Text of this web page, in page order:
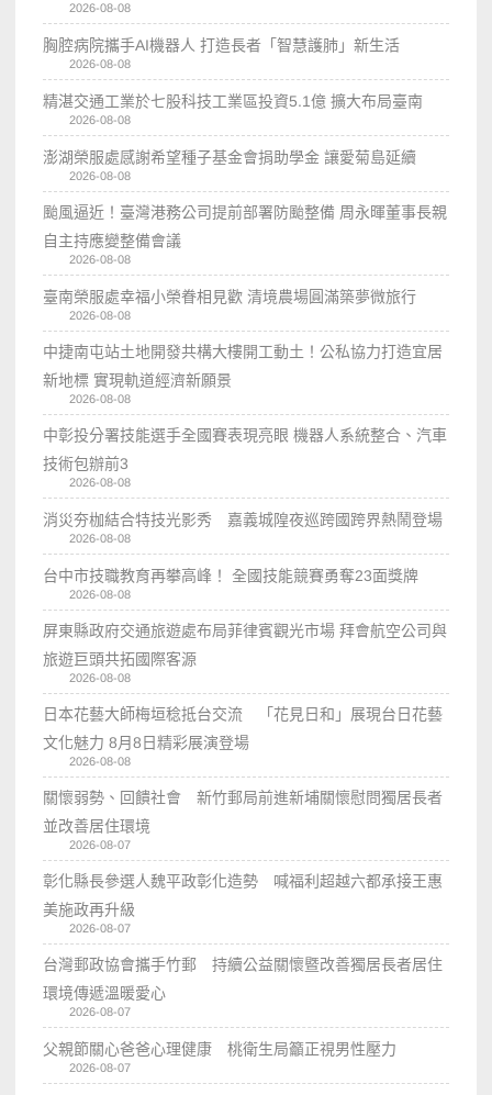
2026-08-08
胸腔病院攜手AI機器人 打造長者「智慧護肺」新生活
2026-08-08
精湛交通工業於七股科技工業區投資5.1億 擴大布局臺南
2026-08-08
澎湖榮服處感謝希望種子基金會捐助學金 讓愛菊島延續
2026-08-08
颱風逼近！臺灣港務公司提前部署防颱整備 周永暉董事長親
自主持應變整備會議
2026-08-08
臺南榮服處幸福小榮眷相見歡 清境農場圓滿築夢微旅行
2026-08-08
中捷南屯站土地開發共構大樓開工動土！公私協力打造宜居
新地標 實現軌道經濟新願景
2026-08-08
中彰投分署技能選手全國賽表現亮眼 機器人系統整合、汽車
技術包辦前3
2026-08-08
消災夯枷結合特技光影秀 嘉義城隍夜巡跨國跨界熱鬧登場
2026-08-08
台中市技職教育再攀高峰！ 全國技能競賽勇奪23面獎牌
2026-08-08
屏東縣政府交通旅遊處布局菲律賓觀光市場 拜會航空公司與
旅遊巨頭共拓國際客源
2026-08-08
日本花藝大師梅垣稔抵台交流 「花見日和」展現台日花藝
文化魅力 8月8日精彩展演登場
2026-08-08
關懷弱勢、回饋社會 新竹郵局前進新埔關懷慰問獨居長者
並改善居住環境
2026-08-07
彰化縣長參選人魏平政彰化造勢 喊福利超越六都承接王惠
美施政再升級
2026-08-07
台灣郵政協會攜手竹郵 持續公益關懷暨改善獨居長者居住
環境傳遞溫暖愛心
2026-08-07
父親節關心爸爸心理健康 桃衛生局籲正視男性壓力
2026-08-07